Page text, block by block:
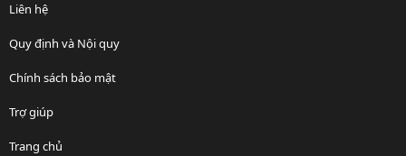
Liên hệ
Quy định và Nội quy
Chính sách bảo mật
Trợ giúp
Trang chủ